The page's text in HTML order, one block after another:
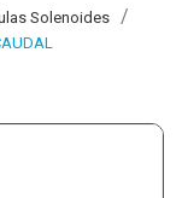
Solenoides